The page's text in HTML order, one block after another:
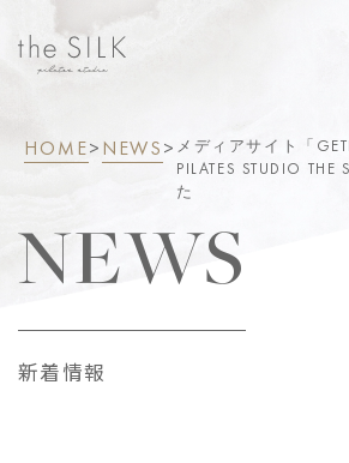
HOME>NEWS> メディアサイト「
PILATES STUDIO
た
NEWS
新着情報